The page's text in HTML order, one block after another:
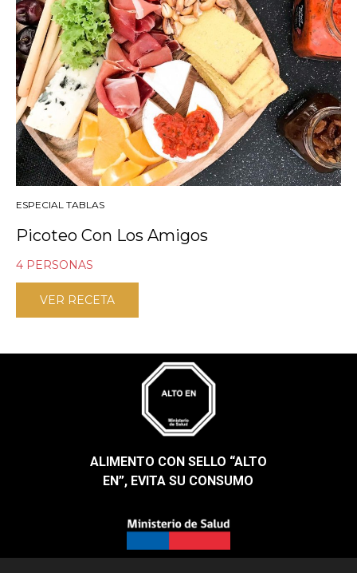
ESPECIAL TABLAS
Picoteo Con Los Amigos
4 PERSONAS
VER RECETA
ALIMENTO CON SELLO “ALTO
EN”, EVITA SU CONSUMO​